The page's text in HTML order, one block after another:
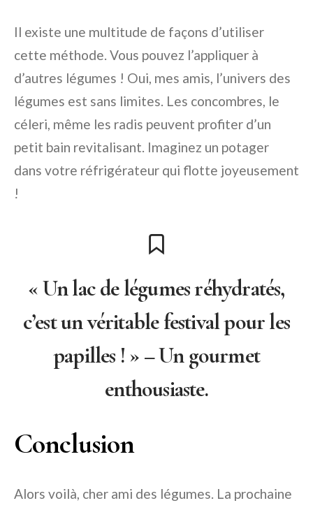
Il existe une multitude de façons d’utiliser
cette méthode. Vous pouvez l’appliquer à
d’autres légumes ! Oui, mes amis, l’univers des
légumes est sans limites. Les concombres, le
céleri, même les radis peuvent profiter d’un
petit bain revitalisant. Imaginez un potager
dans votre réfrigérateur qui flotte joyeusement
!
« Un lac de légumes réhydratés,
c’est un véritable festival pour les
papilles ! » – Un gourmet
enthousiaste.
Conclusion
Alors voilà, cher ami des légumes. La prochaine